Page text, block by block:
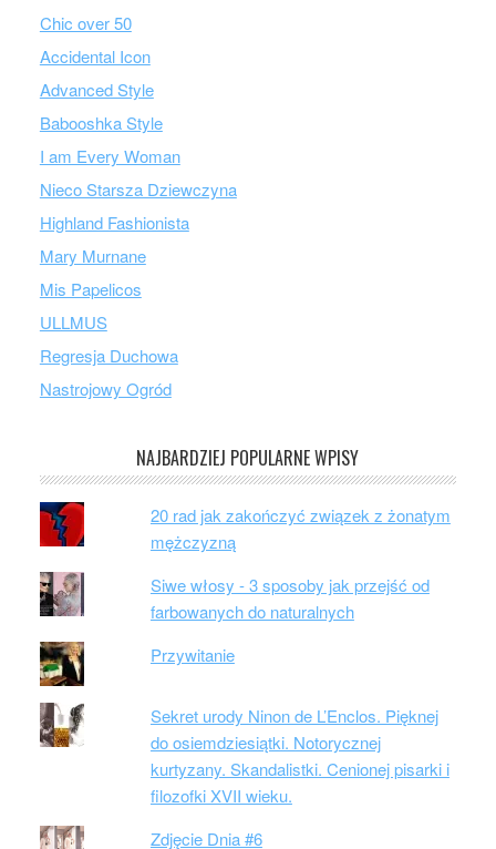
Chic over 50
Accidental Icon
Advanced Style
Babooshka Style
I am Every Woman
Nieco Starsza Dziewczyna
Highland Fashionista
Mary Murnane
Mis Papelicos
ULLMUS
Regresja Duchowa
Nastrojowy Ogród
NAJBARDZIEJ POPULARNE WPISY
20 rad jak zakończyć związek z żonatym
mężczyzną
Siwe włosy - 3 sposoby jak przejść od
farbowanych do naturalnych
Przywitanie
Sekret urody Ninon de L’Enclos. Pięknej
do osiemdziesiątki. Notorycznej
kurtyzany. Skandalistki. Cenionej pisarki i
filozofki XVII wieku.
Zdjęcie Dnia #6